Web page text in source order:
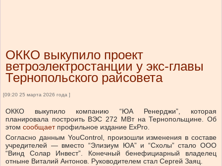
ОККО выкупило проект
ветроэлектростанции у экс-главы
Тернопольского райсовета
[09:20 25 марта 2026 года ]
ОККО выкупило компанию “ЮА Ренерджи”, которая
планировала построить ВЭС 272 МВт на Тернопольщине. Об
этом сообщает профильное издание ExPro.
Согласно данным YouControl, произошли изменения в составе
учредителей — вместо “Элизиум ЮА” и “Схолы” стало ООО
“Винд Солар Инвест”. Конечный бенефициарный владелец
отныне Виталий Антонов. Руководителем стал Сергей Заяц.